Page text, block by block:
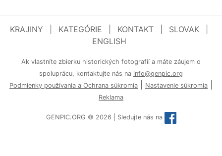
KRAJINY KATEGÓRIE KONTAKT SLOVAK
ENGLISH
Ak vlastníte zbierku historických fotografií a máte záujem o
spoluprácu, kontaktujte nás na info@genpic.org
Podmienky používania a Ochrana súkromia
Nastavenie súkromia
Reklama
GENPIC.ORG © 2026 | Sledujte nás na